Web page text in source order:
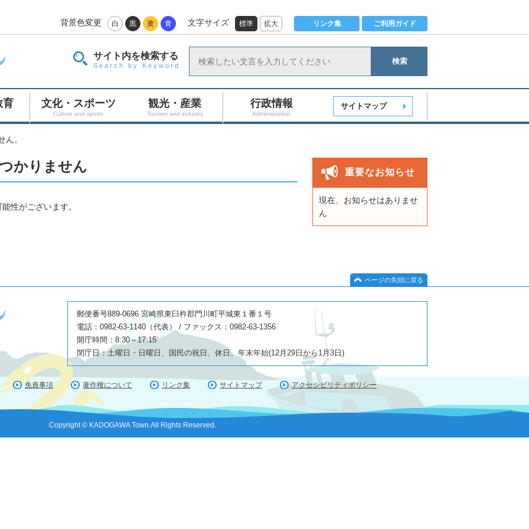
背景色変更 白 黒 黄 青 文字サイズ 標準 拡大 リンク集 ご利用ガイド
サイト内を検索する
Search by Keyword 検索
育 文化・スポーツ
Culture and sports
観光・産業
Tourism and industry
行政情報
Administration
サイトマップ
ん。
かりません
性がございます。
重要なお知らせ
現在、お知らせはありませ
ん
ページの先頭に戻る
郵便番号889-0696 宮崎県東臼杵郡門川町平城東１番１号
電話：0982-63-1140（代表） / ファックス：0982-63-1356
開庁時間：8:30～17:15
閉庁日：土曜日・日曜日、国民の祝日、休日、年末年始(12月29日から1月3日)
免責事項 著作権について リンク集 サイトマップ アクセシビリティポリシー
Copyright © KADOGAWA Town.All Rights Reserved.